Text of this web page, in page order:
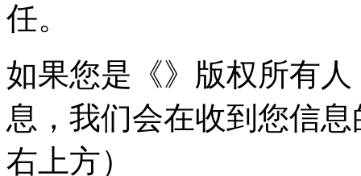
任。
如果您是《》版权所有
息，我们会在收到您信
右上方）